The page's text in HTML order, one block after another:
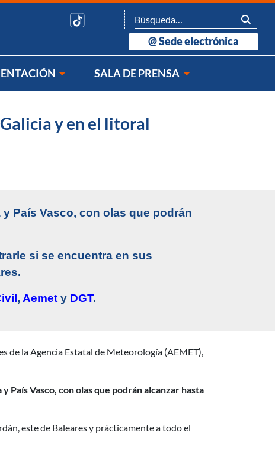
@Sede electrónica
SALA DE PRENSA
y en el litoral
País Vasco, con olas que podrán
si se encuentra en sus
, Aemet y DGT.
de la Agencia Estatal de Meteorología (AEMET),
País Vasco, con olas que podrán alcanzar hasta
este de Baleares y prácticamente a todo el